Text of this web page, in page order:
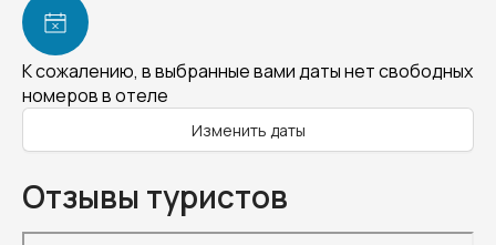
К сожалению, в выбранные вами даты нет свободных
номеров в отеле
Изменить даты
Отзывы туристов